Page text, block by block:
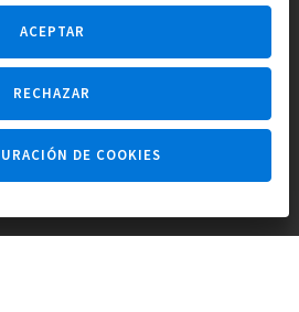
173 382
607 961 116
ACEPTAR
RECHAZAR
DE COOKIES